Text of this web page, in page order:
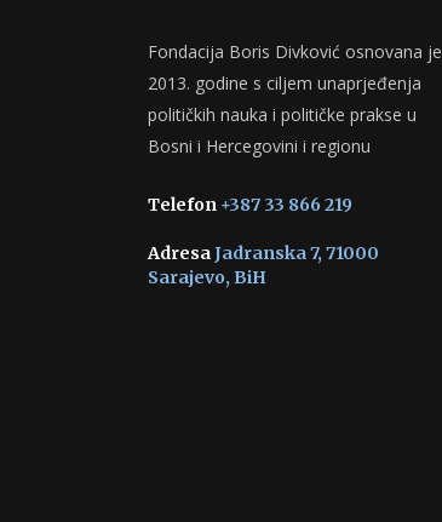
Fondacija Boris Divković osnovana je
2013. godine s ciljem unaprjeđenja
političkih nauka i političke prakse u
Bosni i Hercegovini i regionu
Telefon +387 33 866 219
AdresaJadranska 7, 71000
Sarajevo, BiH